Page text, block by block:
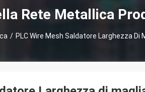
Rete Metallica
/ PLC Wire Mesh Saldatore Larghezza Di